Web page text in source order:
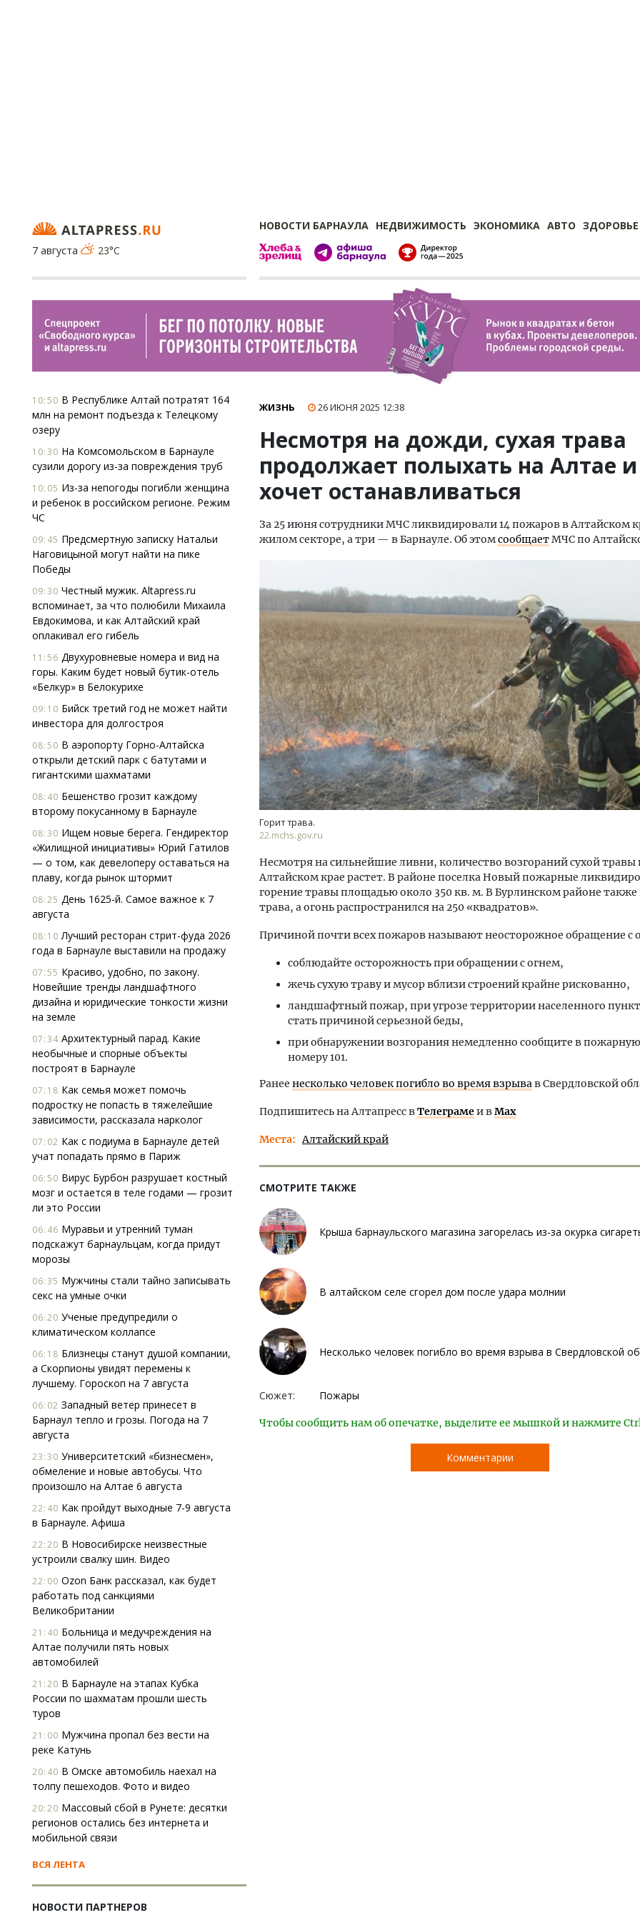
НОВОСТИ БАРНАУЛА НЕДВИЖИМОСТЬ ЭКОНОМИКА АВТО ЗДОРОВЬЕ
7 августа
23°C
10:50 В Республике Алтай потратят 164
млн на ремонт подъезда к Телецкому
озеру
10:30 На Комсомольском в Барнауле
сузили дорогу из-за повреждения труб
10:05 Из-за непогоды погибли женщина
и ребенок в российском регионе. Режим
ЧС
09:45 Предсмертную записку Натальи
Наговицыной могут найти на пике
Победы
09:30 Честный мужик. Altapress.ru
вспоминает, за что полюбили Михаила
Евдокимова, и как Алтайский край
оплакивал его гибель
11:56 Двухуровневые номера и вид на
горы. Каким будет новый бутик-отель
«Белкур» в Белокурихе
09:10 Бийск третий год не может найти
инвестора для долгостроя
08:50 В аэропорту Горно-Алтайска
открыли детский парк с батутами и
гигантскими шахматами
08:40 Бешенство грозит каждому
второму покусанному в Барнауле
08:30 Ищем новые берега. Гендиректор
«Жилищной инициативы» Юрий Гатилов
— о том, как девелоперу оставаться на
плаву, когда рынок штормит
08:25 День 1625-й. Самое важное к 7
августа
08:10 Лучший ресторан стрит-фуда 2026
года в Барнауле выставили на продажу
07:55 Красиво, удобно, по закону.
Новейшие тренды ландшафтного
дизайна и юридические тонкости жизни
на земле
07:34 Архитектурный парад. Какие
необычные и спорные объекты
построят в Барнауле
07:18 Как семья может помочь
подростку не попасть в тяжелейшие
зависимости, рассказала нарколог
07:02 Как с подиума в Барнауле детей
учат попадать прямо в Париж
06:50 Вирус Бурбон разрушает костный
мозг и остается в теле годами — грозит
ли это России
06:46 Муравьи и утренний туман
подскажут барнаульцам, когда придут
морозы
06:35 Мужчины стали тайно записывать
секс на умные очки
06:20 Ученые предупредили о
климатическом коллапсе
06:18 Близнецы станут душой компании,
а Скорпионы увидят перемены к
лучшему. Гороскоп на 7 августа
06:02 Западный ветер принесет в
Барнаул тепло и грозы. Погода на 7
августа
23:30 Университетский «бизнесмен»,
обмеление и новые автобусы. Что
произошло на Алтае 6 августа
22:40 Как пройдут выходные 7-9 августа
в Барнауле. Афиша
22:20 В Новосибирске неизвестные
устроили свалку шин. Видео
22:00 Ozon Банк рассказал, как будет
работать под санкциями
Великобритании
21:40 Больница и медучреждения на
Алтае получили пять новых
автомобилей
21:20 В Барнауле на этапах Кубка
России по шахматам прошли шесть
туров
21:00 Мужчина пропал без вести на
реке Катунь
20:40 В Омске автомобиль наехал на
толпу пешеходов. Фото и видео
20:20 Массовый сбой в Рунете: десятки
регионов остались без интернета и
мобильной связи
ВСЯ ЛЕНТА
НОВОСТИ ПАРТНЕРОВ
ЖИЗНЬ 26 ИЮНЯ 2025 12:38
Несмотря на дожди, сухая трава
продолжает полыхать на Алтае
хочет останавливаться
За 25 июня сотрудники МЧС ликвидировали 14 пожаров в Алтайском
жилом секторе, а три — в Барнауле. Об этомсообщаетМЧС по
Горит трава.
22.mchs.gov.ru
Несмотря на сильнейшие ливни, количество возгораний сухой травы
Алтайском крае растет. В районе поселка Новый пожарные
горение травы площадью около 350 кв. м. В Бурлинском районе также
трава, а огонь распространился на 250 «квадратов».
Причиной почти всех пожаров называют неосторожное обращение с
соблюдайте осторожность при обращении с огнем,
жечь сухую траву и мусор вблизи строений крайне рискованно,
ландшафтный пожар, при угрозе территории населенного
стать причиной серьезной беды,
при обнаружении возгорания немедленно сообщите в
номеру 101.
Ранее несколько человек погибло во время взрывав Свердловской
Подпишитесь на Алтапресс вТелеграмеи вMax
Места Алтайский край
СМОТРИТЕ ТАКЖЕ
Крыша барнаульского магазина загорелась из-за окурка
В алтайском селе сгорел дом после удара молнии
Несколько человек погибло во время взрыва в Свердловской
Сюжет: Пожары
Чтобы сообщить нам об опечатке, выделите ее мышкой и нажмите
Комментарии
Архитектурный код начинается с
земли. Мощение крупноформатными
стандартом благоустройства
СТРОИТЕЛЬСТВО
Смелость архитектурных идей.
Генеральный директор компании
ЗИАС — об эстетике городов,
трендах в фасадах и развитии рынка
СТРОИТЕЛЬСТВО
Ищем новые берега.
«Жилищной
Гатилов — о том, как
оставаться на плаву,